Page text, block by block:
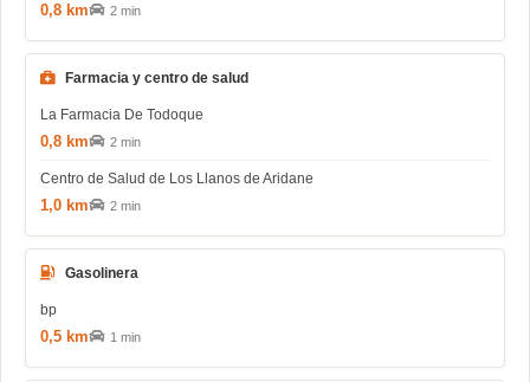
0,8 km 2 min
Farmacia y centro de salud
La Farmacia De Todoque
0,8 km 2 min
Centro de Salud de Los Llanos de Aridane
1,0 km 2 min
Gasolinera
bp
0,5 km 1 min